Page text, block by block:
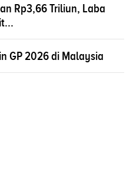
Rp3,66 Triliun, Laba
GP 2026 di Malaysia